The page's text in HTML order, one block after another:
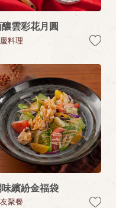
雲彩花月圓
料理
味繽紛金福袋
聚餐